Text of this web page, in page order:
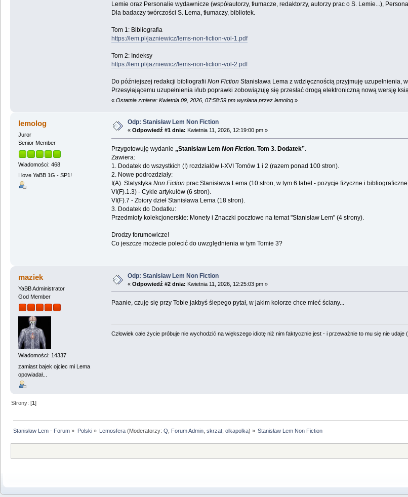
Lemie oraz Personalie wydawnicze (współautorzy, tłumacze, redaktorzy, autorzy prac o S. Lemie...),
Dla badaczy twórczości S. Lema, tłumaczy, bibliotek.
Tom 1: Bibliografia
https://lem.pl/jazniewicz/lems-non-fiction-vol-1.pdf
Tom 2: Indeksy
https://lem.pl/jazniewicz/lems-non-fiction-vol-2.pdf
Do późniejszej redakcji bibliografii Non Fiction Stanisława Lema z wdzięcznością przyjmuję
Przesyłającemu uzupełnienia i/lub poprawki zobowiązuję się przesłać drogą elektroniczną nową wersję
« Ostatnia zmiana: Kwietnia 09, 2026, 07:58:59 pm wysłana przez lemolog»
lemolog
Juror
Senior Member
Wiadomości: 468
I love YaBB 1G - SP1!
Odp: Stanisław Lem Non Fiction
« Odpowiedź #1 dnia: Kwietnia 11, 2026, 12:19:00 pm »
Przygotowuję wydanie „Stanisław Lem Non Fiction. Tom 3. Dodatek”.
Zawiera:
1. Dodatek do wszystkich (!) rozdziałów I-XVI Tomów 1 i 2 (razem ponad 100 stron).
2. Nowe podrozdziały:
I(A). Statystyka Non Fiction prac Stanisława Lema (10 stron, w tym 6 tabel - pozycje fizyczne i
VI(F).1.3) - Cykle artykułów (6 stron).
VI(F).7 - Zbiory dzieł Stanisława Lema (18 stron).
3. Dodatek do Dodatku:
Przedmioty kolekcjonerskie: Monety i Znaczki pocztowe na temat "Stanisław Lem" (4 strony).
Drodzy forumowicze!
Co jeszcze możecie polecić do uwzględnienia w tym Tomie 3?
maziek
YaBB Administrator
God Member
Wiadomości: 14337
zamiast bajek ojciec mi Lema
opowiadał...
Odp: Stanisław Lem Non Fiction
« Odpowiedź #2 dnia: Kwietnia 11, 2026, 12:25:03 pm »
Paanie, czuję się przy Tobie jakbyś ślepego pytał, w jakim kolorze chce mieć ściany...
Człowiek całe życie próbuje nie wychodzić na większego idiotę niż nim faktycznie jest - i przeważnie to mu się nie udaje
Strony: [1]
Stanisław Lem - Forum » Polski» Lemosfera(Moderatorzy: Q Forum Admin, skrzat, olkapolka) » Stanisław Lem Non Fiction